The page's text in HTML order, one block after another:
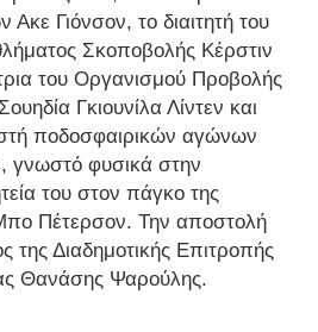
Γιόνσον, το διαιτητή του
Σκοποβολής Κέρστιν
του Οργανισμού Προβολής
Γκιουνίλα Λίντεν και
ποδοσφαιρικών αγώνων
γνωστό φυσικά στην
του στον πάγκο της
Πέτερσον. Την αποστολή
της Διαδημοτικής Επιτροπής
Θανάσης Ψαρούλης.